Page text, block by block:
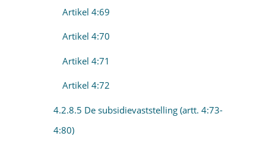
Artikel 4:69
Artikel 4:70
Artikel 4:71
Artikel 4:72
4.2.8.5 De subsidievaststelling (artt. 4:73-
4:80)